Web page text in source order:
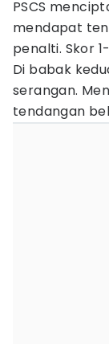
PSCS
mendapat
penalti. Skor
Di babak
serangan.
tendangan